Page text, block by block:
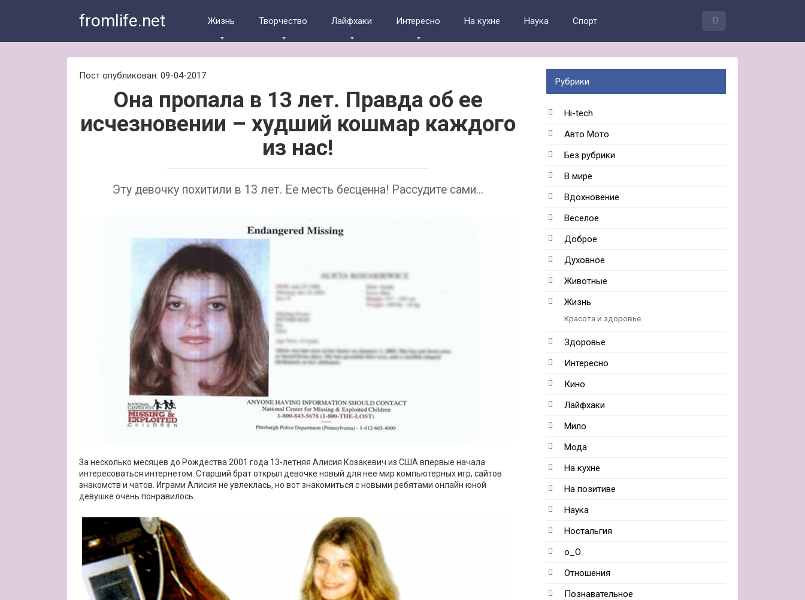
fromlife.net Жизнь Творчество Лайфхаки Интересно На кухне Наука Спорт
Пост опубликован: 09-04-2017
Она пропала в 13 лет. Правда об ее
исчезновении – худший кошмар каждого
из нас!
Эту девочку похитили в 13 лет. Ее месть бесценна! Рассудите сами...
За несколько месяцев до Рождества 2001 года 13-летняя Алисия Козакевич из США впервые начала
интересоваться интернетом. Старший брат открыл девочке новый для нее мир компьютерных игр, сайтов
знакомств и чатов. Играми Алисия не увлеклась, но вот знакомиться с новыми ребятами онлайн юной
девушке очень понравилось.
Рубрики
Hi-tech
Авто Мото
Без рубрики
В мире
Вдохновение
Веселое
Доброе
Духовное
Животные
Жизнь
Красота и здоровье
Здоровье
Интересно
Кино
Лайфхаки
Мило
Мода
На кухне
На позитиве
Наука
Ностальгия
о_О
Отношения
Познавательное